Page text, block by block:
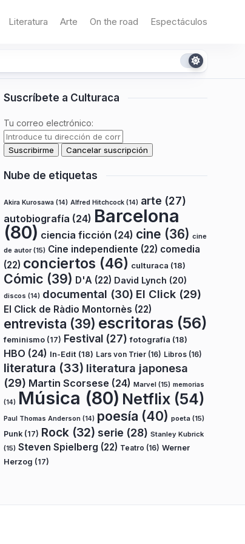
Literatura Arte On the road Espectáculos
Suscríbete a Culturaca
Tu correo electrónico:
Nube de etiquetas
Akira Kurosawa (14) Alfred Hitchcock (14) arte (27)
autobiografía (24) Barcelona
(80) ciencia ficción (24) cine (36) cine
de autor(15) Cine independiente (22) comedia
(22) conciertos (46) culturaca (18)
Cómic (39) D'A (22) David Lynch (20)
discos (14) documental (30) El Click (29)
El Click de Ràdio Montornès (22)
entrevista (39) escritoras (56)
feminismo (17) Festival (27) fotografía (18)
HBO (24) In-Edit (18) Lars von Trier (16) Libros (16)
literatura (33) literatura japonesa
(29) Martin Scorsese (24) Marvel (15) memorias
(14) Música (80) Netflix (54)
Paul Thomas Anderson (14) poesía (40) poeta (15)
Punk (17) Rock (32) serie (28) Stanley Kubrick
(15) Steven Spielberg (22) Teatro (16) Werner
Herzog (17)